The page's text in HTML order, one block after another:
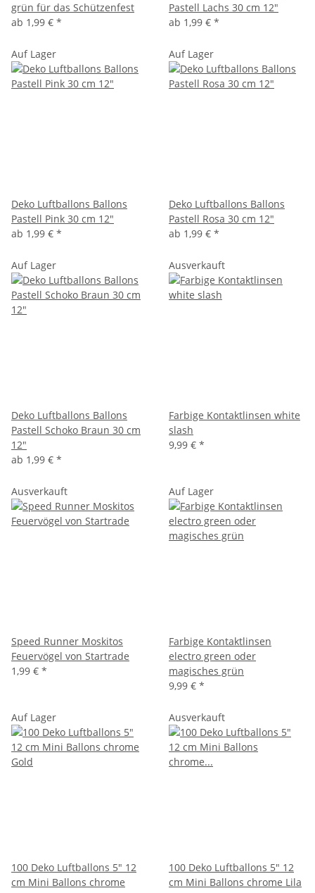
grün für das Schützenfest
ab 1,99 € *
Pastell Lachs 30 cm 12"
ab 1,99 € *
Auf Lager
Deko Luftballons Ballons
Pastell Pink 30 cm 12"
ab 1,99 € *
Auf Lager
Deko Luftballons Ballons
Pastell Rosa 30 cm 12"
ab 1,99 € *
Auf Lager
Deko Luftballons Ballons
Pastell Schoko Braun 30 cm
12"
ab 1,99 € *
Ausverkauft
Farbige Kontaktlinsen white
slash
9,99 € *
Ausverkauft
Speed Runner Moskitos
Feuervögel von Startrade
1,99 € *
Auf Lager
Farbige Kontaktlinsen
electro green oder
magisches grün
9,99 € *
Auf Lager
100 Deko Luftballons 5" 12
cm Mini Ballons chrome
Ausverkauft
100 Deko Luftballons 5" 12
cm Mini Ballons chrome Lila